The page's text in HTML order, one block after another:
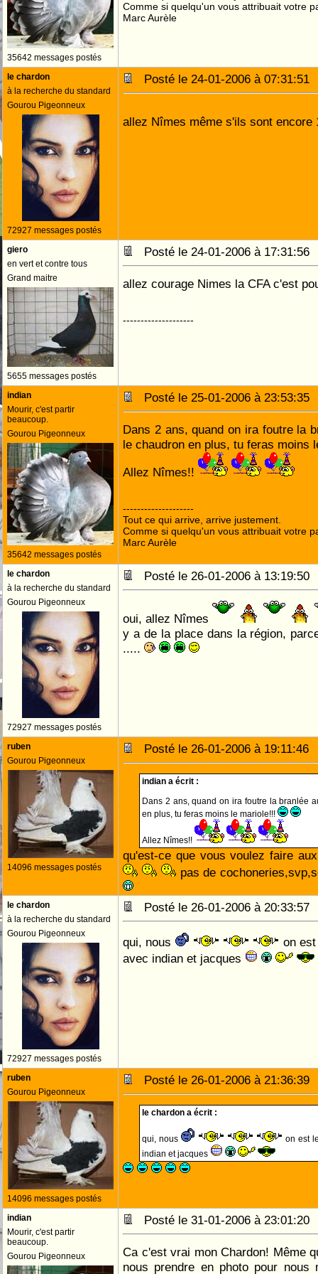
35642 messages postés
Comme si quelqu'un vous attribuait votre
Marc Aurèle
le chardon
à la recherche du standard
Gourou Pigeonneux
72927 messages postés
Posté le 24-01-2006 à
allez Nîmes même s'ils sont encore
giero
en vert et contre tous
Grand maitre
5655 messages postés
Posté le 24-01-2006 à
allez courage Nimes la CFA c'est
--------------------
indian
Mourir, c'est partir
beaucoup.
Gourou Pigeonneux
35642 messages postés
Posté le 25-01-2006 à
Dans 2 ans, quand on ira foutre la
le chaudron en plus, tu feras moins
Allez Nîmes!!
--------------------
Tout ce qui arrive, arrive justement.
Comme si quelqu'un vous attribuait votre
Marc Aurèle
le chardon
à la recherche du standard
Gourou Pigeonneux
72927 messages postés
Posté le 26-01-2006 à
oui, allez Nîmes
y a de la place dans la région,
.....
ruben
Gourou Pigeonneux
14096 messages postés
Posté le 26-01-2006 à
indian a écrit :
Dans 2 ans, quand on ira foutre la branlée
en plus, tu feras moins le mariole!!!
Allez Nîmes!!
qu'est-ce que vous voulez faire
pas de
le chardon
à la recherche du standard
Gourou Pigeonneux
72927 messages postés
Posté le 26-01-2006 à
qui, nous
on
avec indian et jacques
ruben
Gourou Pigeonneux
14096 messages postés
Posté le 26-01-2006 à
le chardon a écrit :
qui, nous
on est
indian et jacques
indian
Mourir, c'est partir
beaucoup.
Gourou Pigeonneux
Posté le 31-01-2006 à
Ca c'est vrai mon Chardon! Même
nous prendre en photo pour